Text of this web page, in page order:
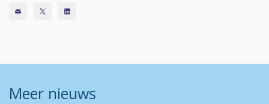
Meer nieuws